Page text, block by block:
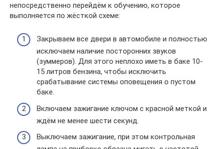
непосредственно перейдём к обучению, которое
выполняется по жёсткой схеме:
Закрываем все двери в автомобиле и полностью
исключаем наличие посторонних звуков
(зуммеров). Для этого неплохо иметь в баке 10-
15 литров бензина, чтобы исключить
срабатывание системы оповещения о пустом
баке.
Включаем зажигание ключом с красной меткой и
ждём не менее шести секунд.
Выключаем зажигание, при этом контрольная